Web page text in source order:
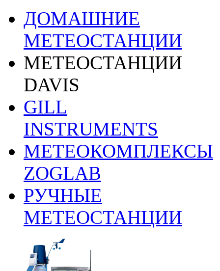
ДОМАШНИЕ
МЕТЕОСТАНЦИИ
МЕТЕОСТАНЦИИ
DAVIS
GILL
INSTRUMENTS
МЕТЕОКОМПЛЕКСЫ
ZOGLAB
РУЧНЫЕ
МЕТЕОСТАНЦИИ